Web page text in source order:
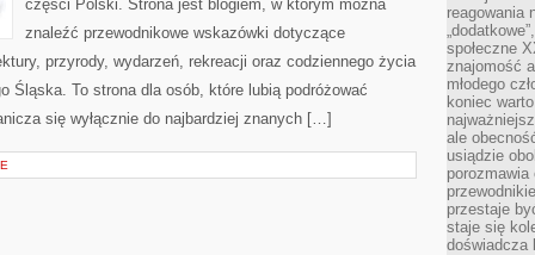
części Polski. Strona jest blogiem, w którym można
znaleźć przewodnikowe wskazówki dotyczące
przyrody, wydarzeń, rekreacji oraz codziennego życia
Śląska. To strona dla osób, które lubią podróżować
się wyłącznie do najbardziej znanych […]
reagowania
społeczne
znajomość
młodego
koniec
ale
usiądzie
przestaje
staje się
doświadcza